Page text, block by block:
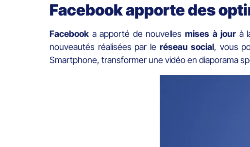
Facebook apporte des
Facebook a apporté de nouvelles mises à jour à
nouveautés réalisées par le réseau social, vous
Smartphone, transformer une vidéo en diaporama